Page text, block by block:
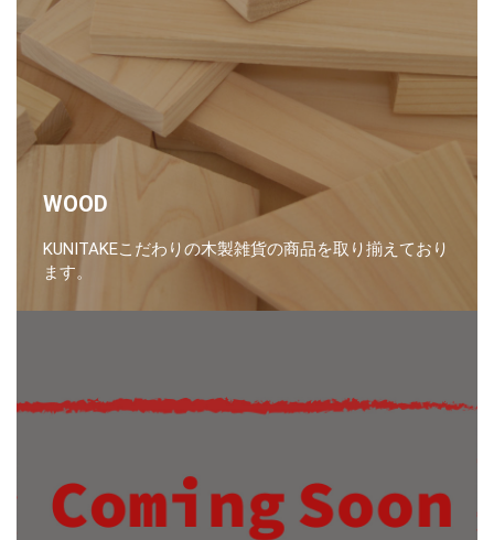
WOOD
KUNITAKEこだわりの木製雑貨の商品を取り揃えており
ます。